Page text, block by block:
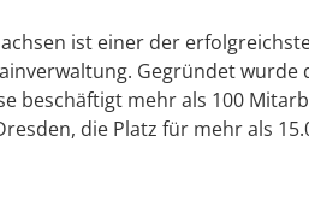
ist einer der
Gegründet wurde
beschäftigt mehr als 100
die Platz für mehr als